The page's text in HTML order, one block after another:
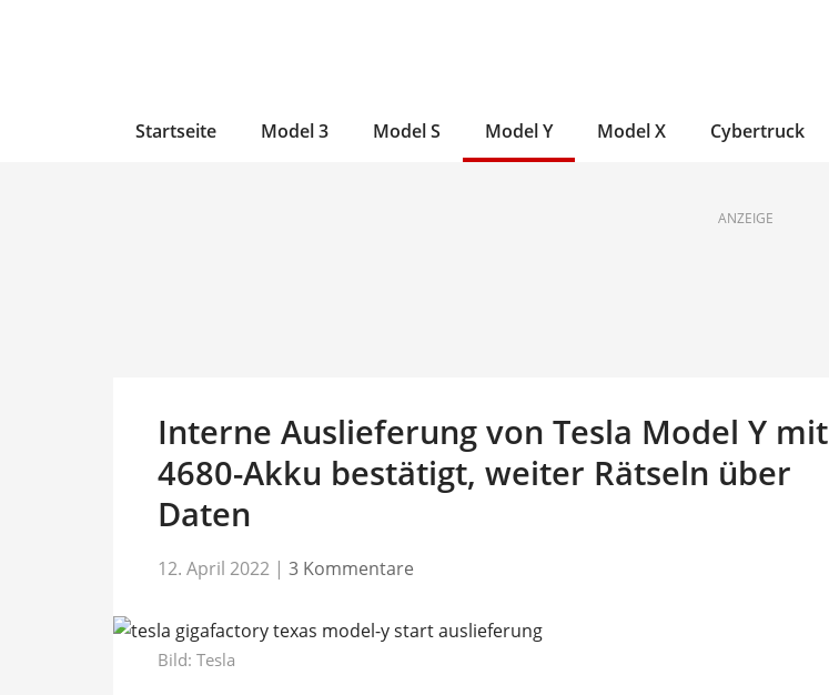
Startseite Model 3 Model S Model Y Model X Cybertruck
ANZEIGE
Interne Auslieferung von Tesla Model Y mit
4680-Akku bestätigt, weiter Rätseln über
Daten
12. April 2022 | 3 Kommentare
Bild: Tesla